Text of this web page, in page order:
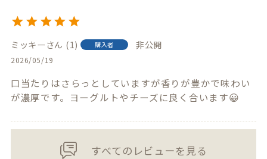
ミッキー 1 購入者 非公開
2026/05/19
口当たりはさらっとしていますが香りが豊かで味わい
が濃厚です。ヨーグルトやチーズに良く合います😀
すべてのレビューを見る